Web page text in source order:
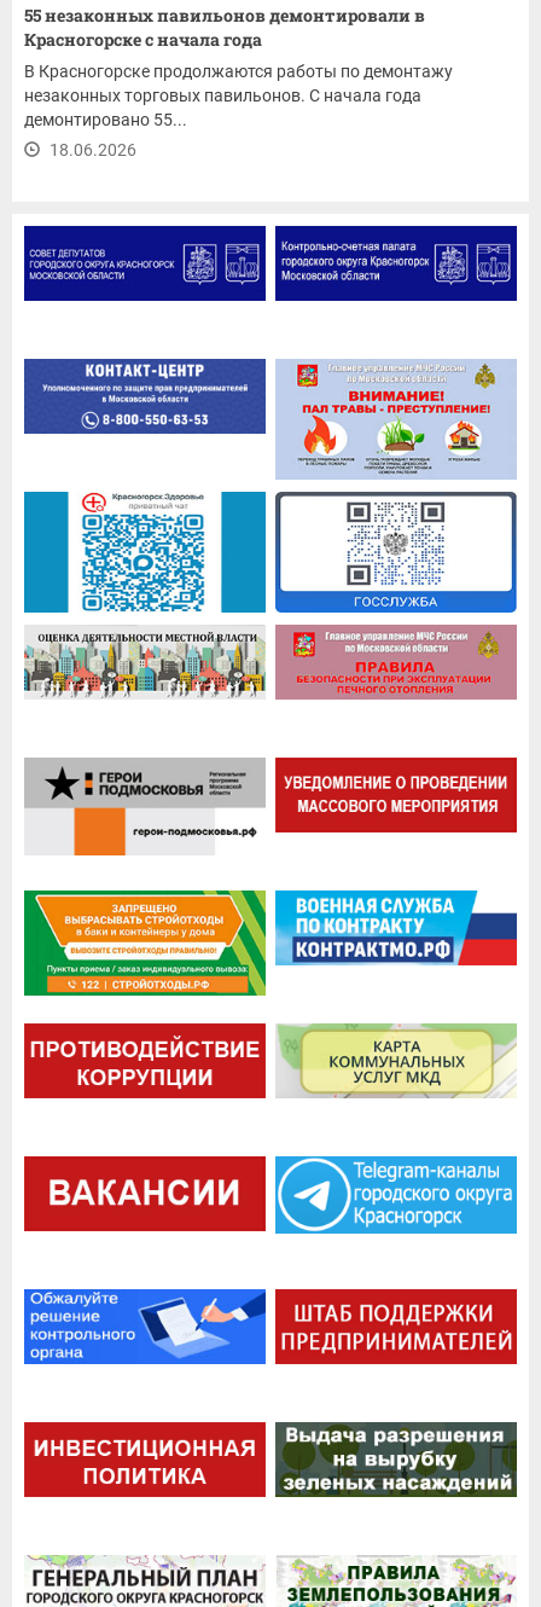
55 незаконных павильонов демонтировали в
Красногорске с начала года
В Красногорске продолжаются работы по демонтажу
незаконных торговых павильонов. С начала года
демонтировано 55...
18.06.2026